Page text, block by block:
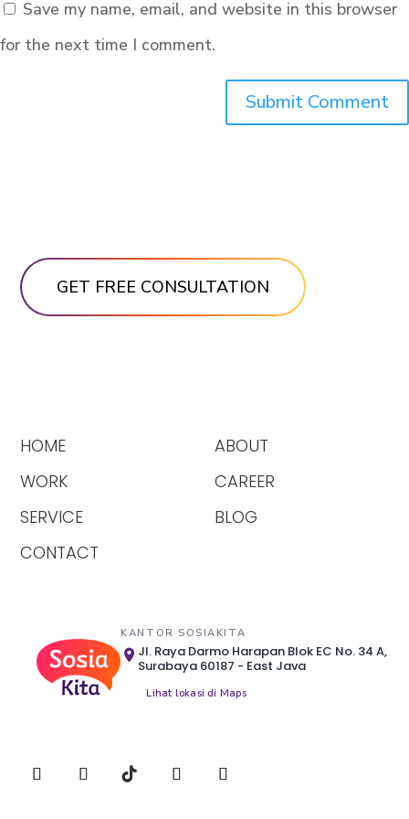
Save my name, email, and website in this browser
for the next time I comment.
HOME
WORK
SERVICE
CONTACT
ABOUT
CAREER
BLOG
KANTOR SOSIAKITA
Jl. Raya Darmo Harapan Blok EC No. 34 A,
Surabaya 60187 - East Java
Lihat lokasi di Maps